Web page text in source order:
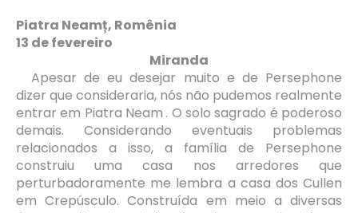
Piatra Neamț, Romênia
13 de fevereiro
Miranda
Apesar de eu desejar muito e de Persephone
dizer que consideraria, nós não pudemos realmente
entrar em Piatra Neam . O solo sagrado é poderoso
demais. Considerando eventuais problemas
relacionados a isso, a família de Persephone
construiu uma casa nos arredores que
perturbadoramente me lembra a casa dos Cullen
em Crepúsculo. Construída em meio a diversas